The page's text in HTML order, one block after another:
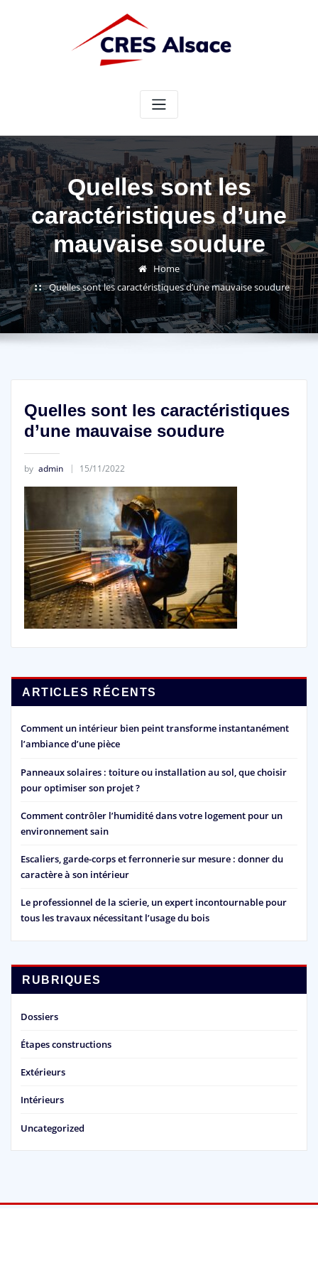
Quelles sont les
caractéristiques d’une
mauvaise soudure
Home
Quelles sont les caractéristiques d’une mauvaise soudure
Quelles sont les caractéristiques
d’une mauvaise soudure
by admin 15/11/2022
ARTICLES RÉCENTS
Comment un intérieur bien peint transforme instantanément
l’ambiance d’une pièce
Panneaux solaires : toiture ou installation au sol, que choisir
pour optimiser son projet ?
Comment contrôler l’humidité dans votre logement pour un
environnement sain
Escaliers, garde-corps et ferronnerie sur mesure : donner du
caractère à son intérieur
Le professionnel de la scierie, un expert incontournable pour
tous les travaux nécessitant l’usage du bois
RUBRIQUES
Dossiers
Étapes constructions
Extérieurs
Intérieurs
Uncategorized